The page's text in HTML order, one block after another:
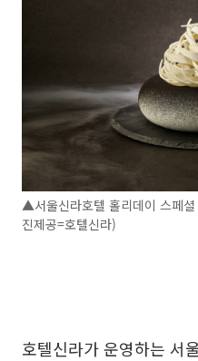
▲서울신라호텔 홀리데이 스페
진제공=호텔신라)
호텔신라가 운영하는 서